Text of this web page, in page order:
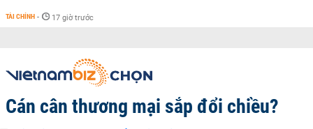
TÀI CHÍNH - 17 giờ trước
Cán cân thương mại sắp đổi chiều?